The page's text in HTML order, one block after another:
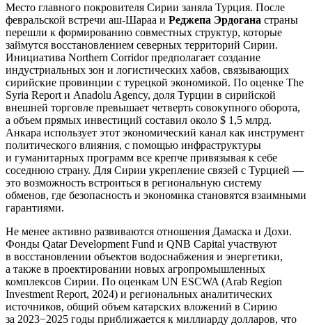
Место главного покровителя Сирии заняла Турция. После
февральской встречи аш-Шараа и Реджепа Эрдогана страны
перешли к формированию совместных структур, которые
займутся восстановлением северных территорий Сирии.
Инициатива Northern Corridor предполагает создание
индустриальных зон и логистических хабов, связывающих
сирийские провинции с турецкой экономикой. По оценке The
Syria Report и Anadolu Agency, доля Турции в сирийской
внешней торговле превышает четверть совокупного оборота,
а объем прямых инвестиций составил около $ 1,5 млрд.
Анкара использует этот экономический канал как инструмент
политического влияния, с помощью инфраструктуры
и гуманитарных программ все крепче привязывая к себе
соседнюю страну. Для Сирии укрепление связей с Турцией —
это возможность встроиться в региональную систему
обменов, где безопасность и экономика становятся взаимными
гарантиями.
Не менее активно развиваются отношения Дамаска и Дохи.
Фонды Qatar Development Fund и QNB Capital участвуют
в восстановлении объектов водоснабжения и энергетики,
а также в проектировании новых агропромышленных
комплексов Сирии. По оценкам UN ESCWA (Arab Region
Investment Report, 2024) и региональных аналитических
источников, общий объем катарских вложений в Сирию
за 2023−2025 годы приближается к миллиарду долларов, что